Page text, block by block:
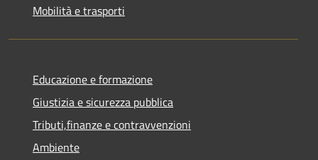
Mobilità e trasporti
Educazione e formazione
Giustizia e sicurezza pubblica
Tributi,finanze e contravvenzioni
Ambiente